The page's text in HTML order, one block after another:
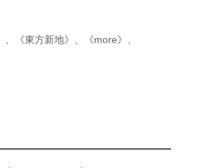
、 《東方新地》 、 《more》 、